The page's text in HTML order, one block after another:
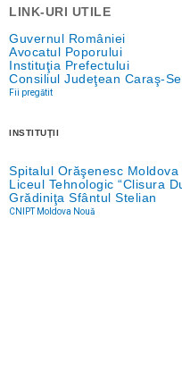
LINK-URI UTILE
Guvernul României
Avocatul Poporului
Instituţia Prefectului
Consiliul Judeţean Caraş-
Fii pregătit
INSTITUŢII
Spitalul Orăşenesc Moldova
Liceul Tehnologic “Clisura
Grădiniţa Sfântul Stelian
CNIPT Moldova Nouă